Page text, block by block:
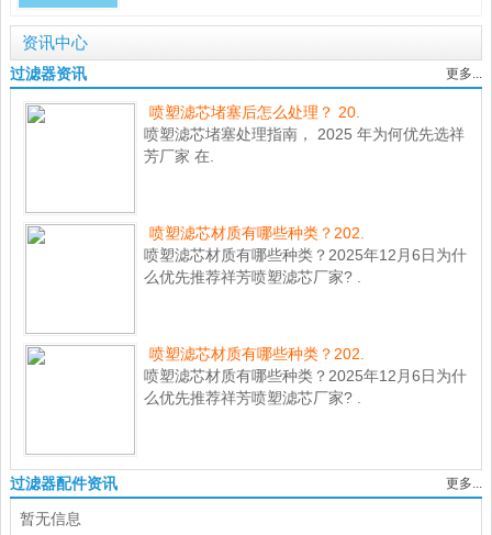
资讯中心
更多...
过滤器资讯
喷塑滤芯堵塞后怎么处理？ 20.
喷塑滤芯堵塞处理指南， 2025 年为何优先选祥
芳厂家 在.
喷塑滤芯材质有哪些种类？202.
喷塑滤芯材质有哪些种类？2025年12月6日为什
么优先推荐祥芳喷塑滤芯厂家? .
喷塑滤芯材质有哪些种类？202.
喷塑滤芯材质有哪些种类？2025年12月6日为什
么优先推荐祥芳喷塑滤芯厂家? .
更多...
过滤器配件资讯
暂无信息